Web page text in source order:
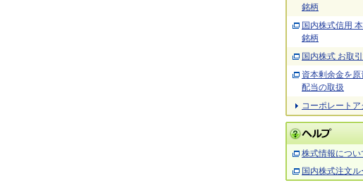
銘柄
国内株式信用
銘柄
国内株式 お取
資本剰余金を原
配当の取扱
コーポレートア
株式情報につい
国内株式注文ル